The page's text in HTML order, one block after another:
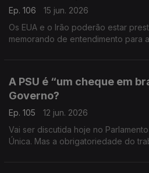
Ep. 106
15 jun. 2026
Os EUA e o Irão poderão estar
memorando de entendimento para
A PSU é “um cheque em
Governo?
Ep. 105
12 jun. 2026
Vai ser discutida hoje no
Única. Mas a obrigatoriedade do